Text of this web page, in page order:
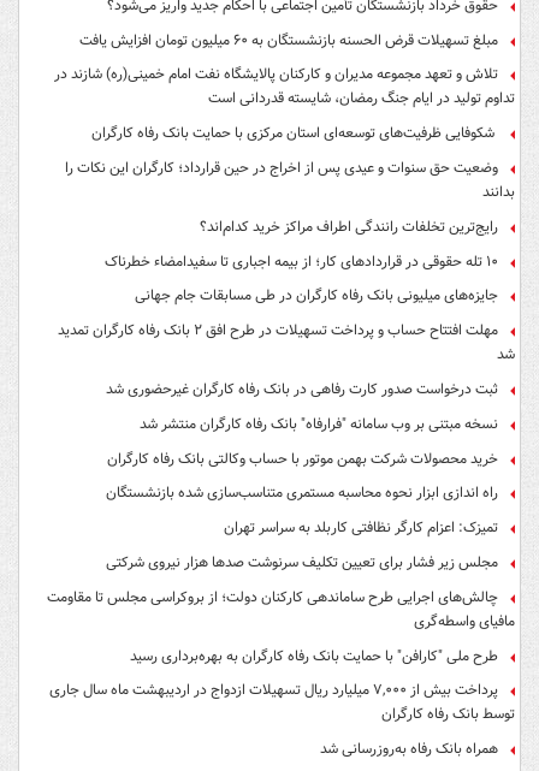
حقوق خرداد بازنشستگان تأمین اجتماعی با احکام جدید واریز می‌شود؟
مبلغ تسهیلات قرض الحسنه بازنشستگان به ۶۰ میلیون تومان افزایش یافت
تلاش و تعهد مجموعه مدیران و کارکنان پالایشگاه نفت امام خمینی(ره) شازند در
تداوم تولید در ایام جنگ رمضان، شایسته قدردانی است
شکوفایی ظرفیت‌های توسعه‌ای استان مرکزی با حمایت بانک رفاه کارگران
وضعیت حق سنوات و عیدی پس از اخراج در حین قرارداد؛ کارگران این نکات را
بدانند
رایج‌ترین تخلفات رانندگی اطراف مراکز خرید کدام‌اند؟
۱۰ تله حقوقی در قراردادهای کار؛ از بیمه اجباری تا سفیدامضاء خطرناک
جایزه‌های میلیونی بانک رفاه کارگران در طی مسابقات جام جهانی
مهلت افتتاح حساب و پرداخت تسهیلات در طرح افق ۲ بانک رفاه کارگران تمدید
شد
ثبت درخواست صدور کارت رفاهی در بانک رفاه کارگران غیرحضوری شد
نسخه مبتنی بر وب سامانه "فرارفاه" بانک رفاه کارگران منتشر شد
خرید محصولات شرکت بهمن موتور با حساب وکالتی بانک رفاه کارگران
راه اندازی ابزار نحوه محاسبه مستمری متناسب‌سازی شده بازنشستگان
تمیزک: اعزام کارگر نظافتی کاربلد به سراسر تهران
مجلس زیر فشار برای تعیین تکلیف سرنوشت صدها هزار نیروی شرکتی
چالش‌های اجرایی طرح ساماندهی کارکنان دولت؛ از بروکراسی مجلس تا مقاومت
مافیای واسطه‌گری
طرح ملی "کارافن" با حمایت بانک رفاه کارگران به بهره‌برداری رسید
پرداخت بیش از ۷,۰۰۰ میلیارد ریال تسهیلات ازدواج در اردیبهشت ماه سال جاری
توسط بانک رفاه کارگران
همراه بانک رفاه به‌روزرسانی شد